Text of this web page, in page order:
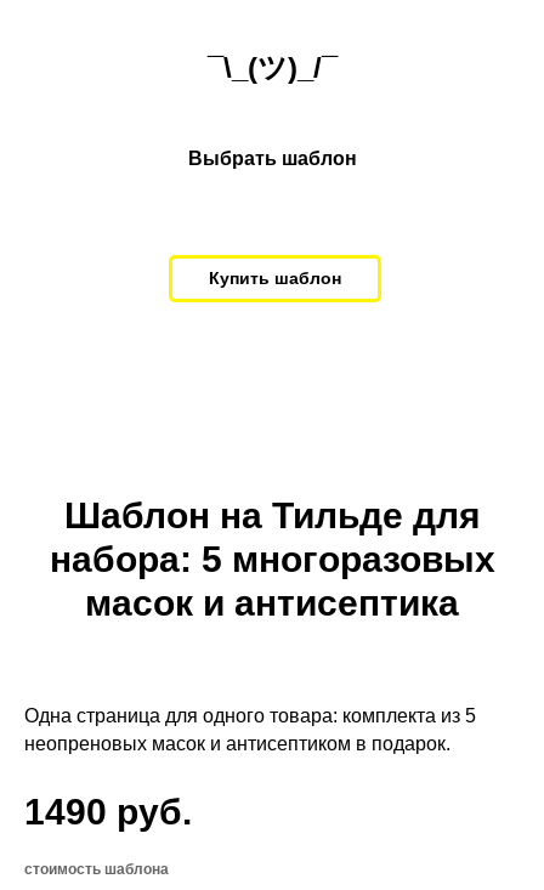
¯\_(ツ)_/¯
Выбрать шаблон
Купить шаблон
Шаблон на Тильде для
набора: 5 многоразовых
масок и антисептика
Одна страница для одного товара: комплекта из 5
неопреновых масок и антисептиком в подарок.
1490 руб.
стоимость шаблона